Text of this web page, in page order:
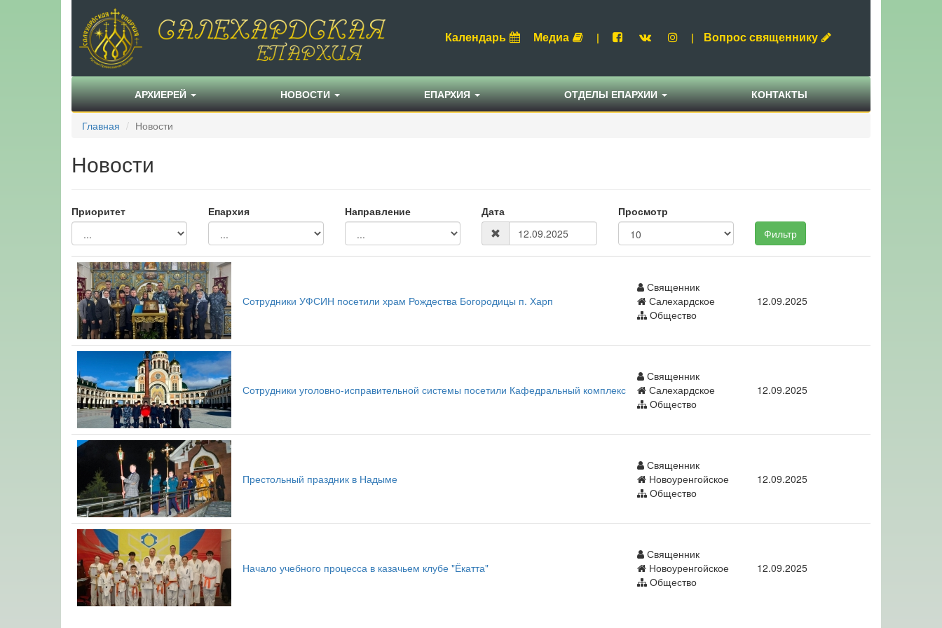
Календарь Медиа | | Вопрос священнику
АРХИЕРЕЙ НОВОСТИ ЕПАРХИЯ ОТДЕЛЫ ЕПАРХИИ КОНТАКТЫ
Главная Новости
Новости
Приоритет Епархия Направление Дата
Просмотр
Фильтр
Сотрудники УФСИН посетили храм Рождества Богородицы п. Харп
Священник
Салехардское
Общество
12.09.2025
Сотрудники уголовно-исправительной системы посетили Кафедральный комплекс
Священник
Салехардское
Общество
12.09.2025
Престольный праздник в Надыме
Священник
Новоуренгойское
Общество
12.09.2025
Начало учебного процесса в казачьем клубе "Ёкатта"
Священник
Новоуренгойское
Общество
12.09.2025